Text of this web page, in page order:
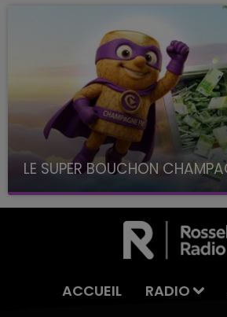
LE SUPER BOUCHON
avec La Famille Champagne FM,
ACCUEIL RADIO